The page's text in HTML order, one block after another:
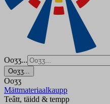
Ooʒʒ...
Ooʒʒ...
Ooʒʒ
Mättmateriaalkaupp
Teâtt, täidd & tempp